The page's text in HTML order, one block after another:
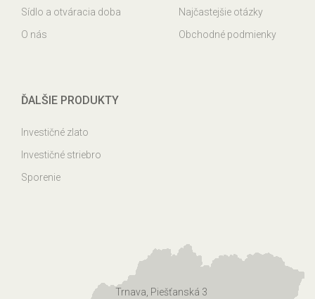
Sídlo a otváracia doba
O nás
Najčastejšie otázky
Obchodné podmienky
ĎALŠIE PRODUKTY
Investičné zlato
Investičné striebro
Sporenie
Trnava, Piešťanská 3